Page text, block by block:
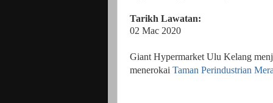
Tarikh Lawatan:
02 Mac 2020
Giant Hypermarket Ulu Kelang
menerokai Taman Perindustrian